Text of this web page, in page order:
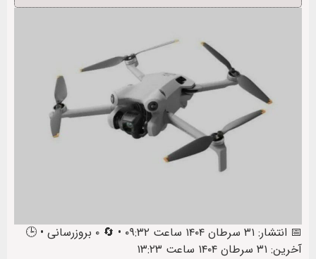
📅 انتشار: ۳۱ سرطان ۱۴۰۴ ساعت ۰۹:۳۲ • 🔄 ۰ بروزرسانی • 🕒
آخرین: ۳۱ سرطان ۱۴۰۴ ساعت ۱۳:۲۳